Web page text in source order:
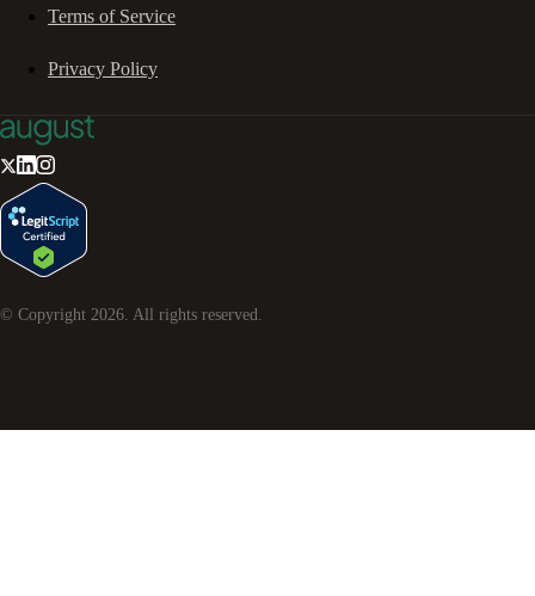
Terms of Service
Privacy Policy
© Copyright 2026 . All rights reserved.